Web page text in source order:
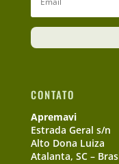
CONTATO
Apremavi
Estrada Geral s/n
Alto Dona Luiza
Atalanta, SC –